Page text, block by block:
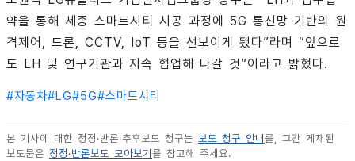
약을 통해 세종 스마트시티 시공 과정에 5G 통신망 기반의 원
격제어, 드론, CCTV, IoT 등을 선보이게 됐다”라며 “앞으로
도 LH 및 연구기관과 지속 협업해 나갈 것”이라고 밝혔다.
#자동차#LG#5G#스마트시티
본 기사에 대한 정정·반론·추후보도 청구는 보도 청구 안내 를, 그간 게재된
보도문은 정정·반론보도 모아보기 를 참고해 주세요.